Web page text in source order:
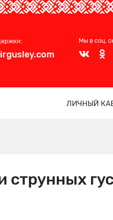
Мы в соц.
ЛИЧНЫЙ
струнных